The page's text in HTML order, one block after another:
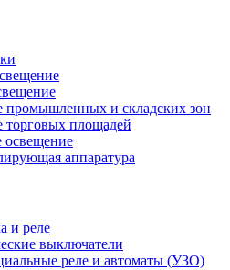
промышленных и складских зон
торговых площадей
освещение
аппаратура
и реле
выключатели
реле и автоматы (УЗО)